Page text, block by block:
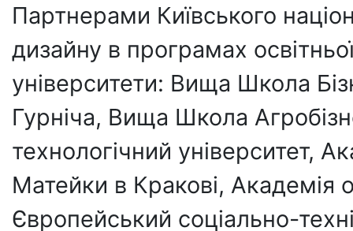
Партнерами Київського
дизайну в програмах
університети: Вища Школа
Гурніча, Вища Школа
технологічний університет,
Матейки в Кракові, Академія
Європейський соціально-